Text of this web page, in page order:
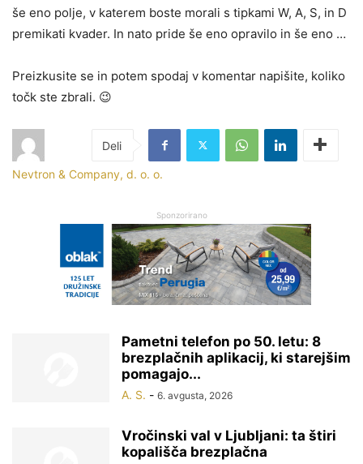
še eno polje, v katerem boste morali s tipkami W, A, S, in D
premikati kvader. In nato pride še eno opravilo in še eno …
Preizkusite se in potem spodaj v komentar napišite, koliko
točk ste zbrali. 😉
Nevtron & Company, d. o. o.
Sponzorirano
Pametni telefon po 50. letu: 8
brezplačnih aplikacij, ki starejšim
pomagajo...
A. S. - 6. avgusta, 2026
Vročinski val v Ljubljani: ta štiri
kopališča brezplačna